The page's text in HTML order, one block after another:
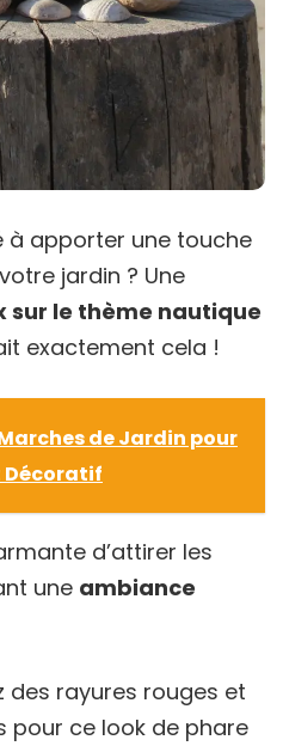
à apporter une touche
jardin ? Une
sur le thème nautique
exactement cela !
de Jardin pour
Décoratif
d’attirer les
une ambiance
des rayures rouges et
pour ce look de phare